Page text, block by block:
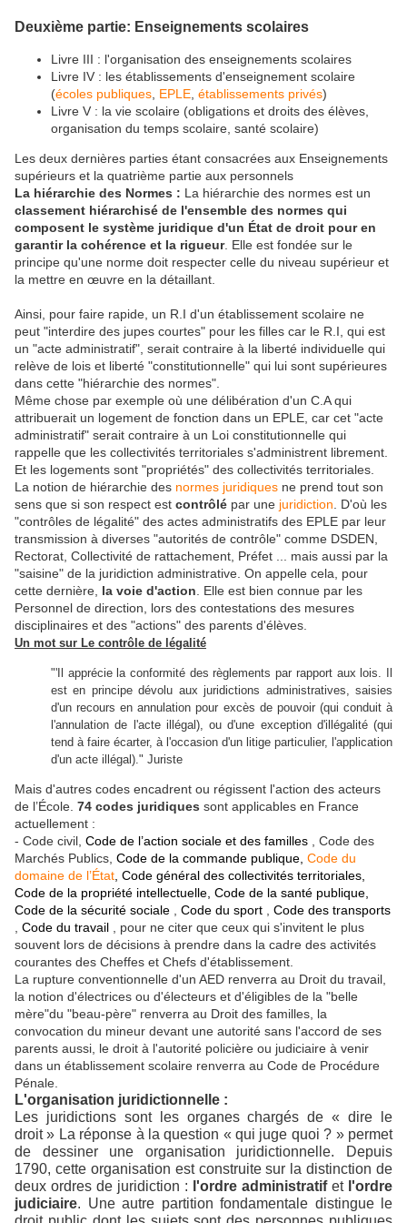
Deuxième partie: Enseignements scolaires
Livre III : l'organisation des enseignements scolaires
Livre IV : les établissements d'enseignement scolaire
(écoles publiques EPLE établissements privés)
Livre V : la vie scolaire (obligations et droits des élèves,
organisation du temps scolaire, santé scolaire)
Les deux dernières parties étant consacrées aux Enseignements
supérieurs et la quatrième partie aux personnels
La hiérarchie des Normes : La hiérarchie des normes est un
classement hiérarchisé de l'ensemble des normes qui
composent le système juridique d'un État de droit pour en
garantir la cohérence et la rigueur. Elle est fondée sur le
principe qu'une norme doit respecter celle du niveau supérieur et
la mettre en œuvre en la détaillant.
Ainsi, pour faire rapide, un R.I d'un établissement scolaire ne
peut "interdire des jupes courtes" pour les filles car le R.I, qui est
un "acte administratif", serait contraire à la liberté individuelle qui
relève de lois et liberté "constitutionnelle" qui lui sont supérieures
dans cette "hiérarchie des normes".
Même chose par exemple où une délibération d'un C.A qui
attribuerait un logement de fonction dans un EPLE, car cet "acte
administratif" serait contraire à un Loi constitutionnelle qui
rappelle que les collectivités territoriales s'administrent librement.
Et les logements sont "propriétés" des collectivités territoriales.
L a notion de hiérarchie des normes juridiques ne prend tout son
sens que si son respect est contrôlé par une juridiction
D'où les
"contrôles de légalité" des actes administratifs des EPLE par leur
transmission à diverses "autorités de contrôle" comme DSDEN
Rectorat, Collectivité de rattachement, Préfet ... mais aussi par la
"saisine" de la juridiction administrative. On appelle cela, pour
cette dernière, la voie d'action . Elle est bien connue par les
Personnel de direction, lors des contestations des mesures
disciplinaires et des "actions" des parents d'élèves.
Un mot sur Le contrôle de légalité
"'Il apprécie la conformité des règlements par rapport aux lois. Il
est en principe dévolu aux juridictions administratives, saisies
d'un recours en annulation pour excès de pouvoir (qui conduit à
l'annulation de l'acte illégal), ou d'une exception d'illégalité (qui
tend à faire écarter, à l'occasion d'un litige particulier, l'application
d'un acte illégal)." Juriste
Mais d'autres codes encadrent ou régissent l'action des acteurs
de l’École. 74 codes juridiques sont applicables en France
actuellement :
- Code civil, Code de l’action sociale et des familles
, Code des
Marchés Publics, Code de la commande publique Code du
domaine de l’État Code général des collectivités territoriales
Code de la propriété intellectuelle Code de la santé publique
Code de la sécurité sociale
Code du sport
Code des transports
Code du travail
, pour ne citer que ceux qui s'invitent le plus
souvent lors de décisions à prendre dans la cadre des activités
courantes des Cheffes et Chefs d'établissement.
L a rupture conventionnelle d'un AED renverra au Droit du travail,
la notion d'électrices ou d'électeurs et d'éligibles de la "belle
mère"du "beau-père" renverra au Droit des familles, la
convocation du mineur devant une autorité sans l'accord de ses
parents aussi, le droit à l'autorité policière ou judiciaire à venir
dans un établissement scolaire renverra au Code de Procédure
Pénale.
L'organisation juridictionnelle :
Les juridictions sont les organes chargés de « dire le
droit » La réponse à la question « qui juge quoi ? » permet
de dessiner une organisation juridictionnelle. Depuis
1790, cette organisation est construite sur la distinction de
deux ordres de juridiction : l'ordre administratifet l'ordre
judiciaire. Une autre partition fondamentale distingue le